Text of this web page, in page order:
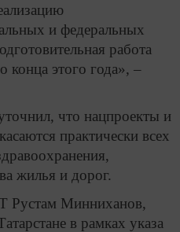
и федеральных
работа
конца этого года», –
что нацпроекты и
практически всех
жилья и дорог.
Рустам Минниханов,
в рамках указа